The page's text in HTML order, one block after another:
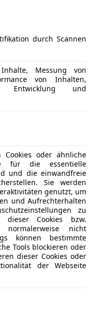
145 960 km
| 2
durch Scannen
Messung von
von Inhalten,
Entwicklung und
oder ähnliche
für die essentielle
und die einwandfreie
Sie werden
genutzt, um
und Aufrechterhalten
zu
dieser Cookies bzw.
normalerweise nicht
können bestimmte
Tools blockieren oder
dieser Cookies oder
der Webseite